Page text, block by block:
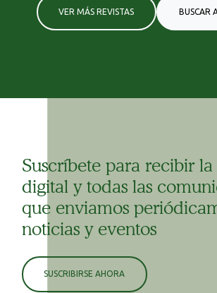
VER MÁS REVISTAS BUSCAR
Suscríbete para recibir
digital y todas las
que enviamos
noticias y eventos
SUSCRIBIRSE AHORA